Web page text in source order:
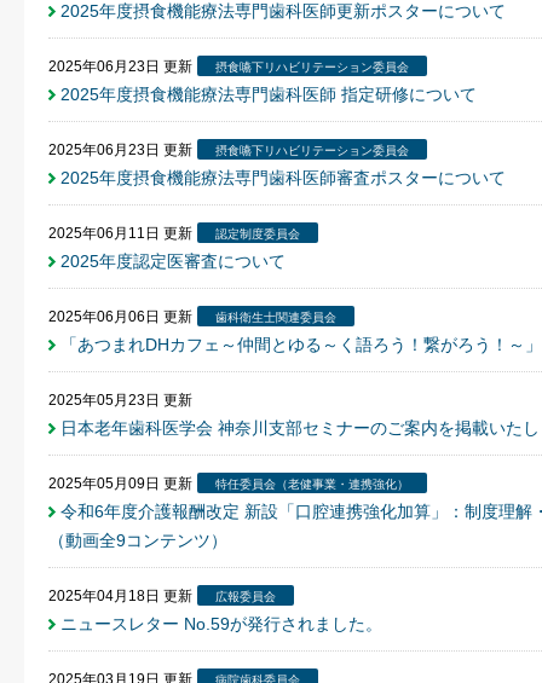
2025年度摂食機能療法専門歯科医師更新ポスターについて
2025年06月23日 更新 摂食嚥下リハビリテーション委員会
2025年度摂食機能療法専門歯科医師 指定研修について
2025年06月23日 更新 摂食嚥下リハビリテーション委員会
2025年度摂食機能療法専門歯科医師審査ポスターについて
2025年06月11日 更新 認定制度委員会
2025年度認定医審査について
2025年06月06日 更新 歯科衛生士関連委員会
「あつまれDHカフェ～仲間とゆる～く語ろう！繋がろう！～」
2025年05月23日 更新
日本老年歯科医学会 神奈川支部セミナーのご案内を掲載いた
2025年05月09日 更新 特任委員会（老健事業・連携強化）
令和6年度介護報酬改定 新設「口腔連携強化加算」：制度理
（動画全9コンテンツ）
2025年04月18日 更新 広報委員会
ニュースレター No.59が発行されました。
2025年03月19日 更新 病院歯科委員会